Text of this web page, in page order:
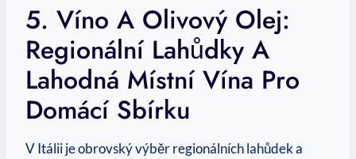
5. Víno A Olivový Olej:
Regionální Lahůdky A
Lahodná Místní Vína Pro
Domácí Sbírku
V Itálii je obrovský výběr regionálních lahůdek a